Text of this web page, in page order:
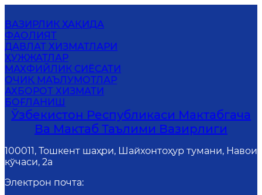
ВАЗИРЛИК ҲАҚИДА
ФАОЛИЯТ
ДАВЛАТ ХИЗМАТЛАРИ
ҲУЖЖАТЛАР
МАХФИЙЛИК СИЁСАТИ
ОЧИҚ МАЪЛУМОТЛАР
АХБОРОТ ХИЗМАТИ
БОҒЛАНИШ
Ўзбекистон Республикаси Мактабгача
Ва Мактаб Таълими Вазирлиги
100011, Тошкент шаҳри, Шайхонтоҳур тумани, Навои
кўчаси, 2а
Электрон почта: